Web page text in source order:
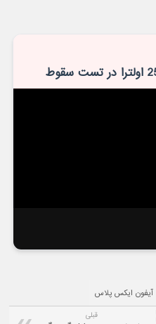
آیفون ایکس پلاس
قبلی